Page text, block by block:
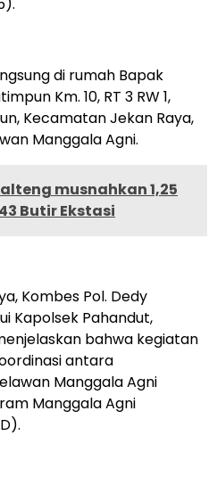
di rumah Bapak
Km. 10, RT 3 RW 1,
Kecamatan Jekan Raya,
Manggala Agni.
musnahkan 1,25
Butir Ekstasi
Kombes Pol. Dedy
Kapolsek Pahandut,
bahwa kegiatan
antara
Manggala Agni
Manggala Agni